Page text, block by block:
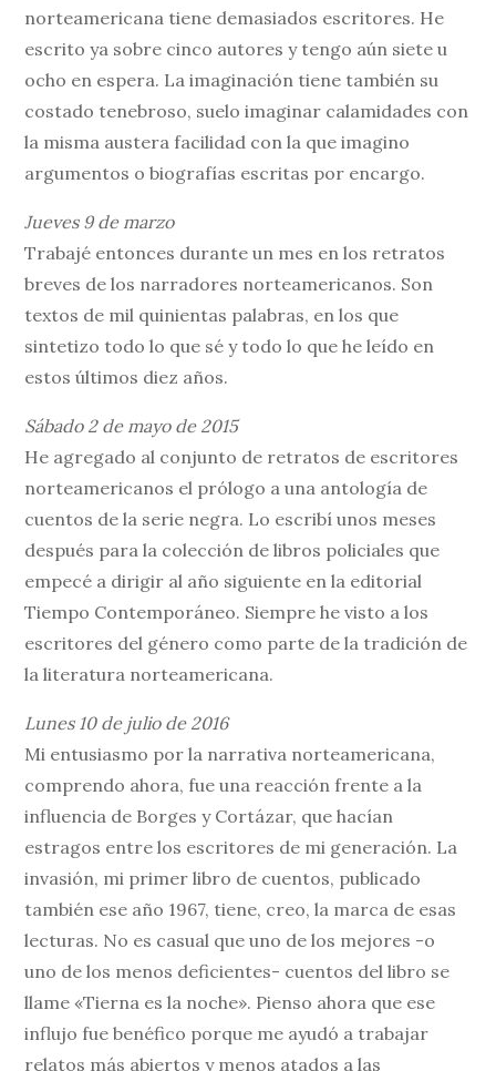
norteamericana tiene demasiados escritores. He
escrito ya sobre cinco autores y tengo aún siete u
ocho en espera. La imaginación tiene también su
costado tenebroso, suelo imaginar calamidades con
la misma austera facilidad con la que imagino
argumentos o biografías escritas por encargo.
Jueves 9 de marzo
Trabajé entonces durante un mes en los retratos
breves de los narradores norteamericanos. Son
textos de mil quinientas palabras, en los que
sintetizo todo lo que sé y todo lo que he leído en
estos últimos diez años.
Sábado 2 de mayo de 2015
He agregado al conjunto de retratos de escritores
norteamericanos el prólogo a una antología de
cuentos de la serie negra. Lo escribí unos meses
después para la colección de libros policiales que
empecé a dirigir al año siguiente en la editorial
Tiempo Contemporáneo. Siempre he visto a los
escritores del género como parte de la tradición de
la literatura norteamericana.
Lunes 10 de julio de 2016
Mi entusiasmo por la narrativa norteamericana,
comprendo ahora, fue una reacción frente a la
influencia de Borges y Cortázar, que hacían
estragos entre los escritores de mi generación. La
invasión, mi primer libro de cuentos, publicado
también ese año 1967, tiene, creo, la marca de esas
lecturas. No es casual que uno de los mejores -o
uno de los menos deficientes- cuentos del libro se
llame «Tierna es la noche». Pienso ahora que ese
influjo fue benéfico porque me ayudó a trabajar
relatos más abiertos y menos atados a las